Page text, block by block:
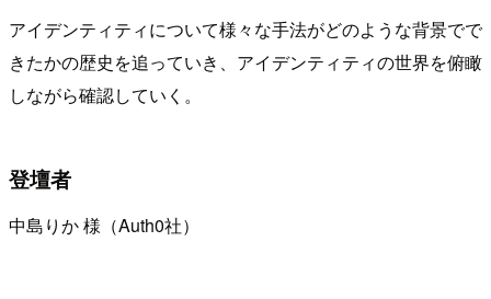
アイデンティティについて様々な手法がどのような背景でで
きたかの歴史を追っていき、アイデンティティの世界を俯瞰
しながら確認していく。
登壇者
中島りか 様（Auth0社）